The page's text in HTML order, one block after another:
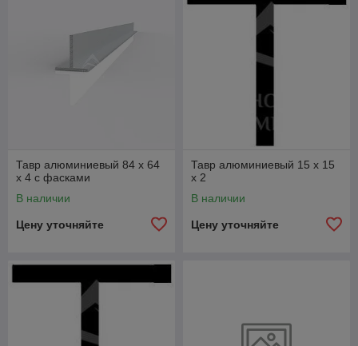
Тавр алюминиевый 84 х 64
х 4 с фасками
В наличии
Цену уточняйте
Тавр алюминиевый 15 х 15
x 2
В наличии
Цену уточняйте